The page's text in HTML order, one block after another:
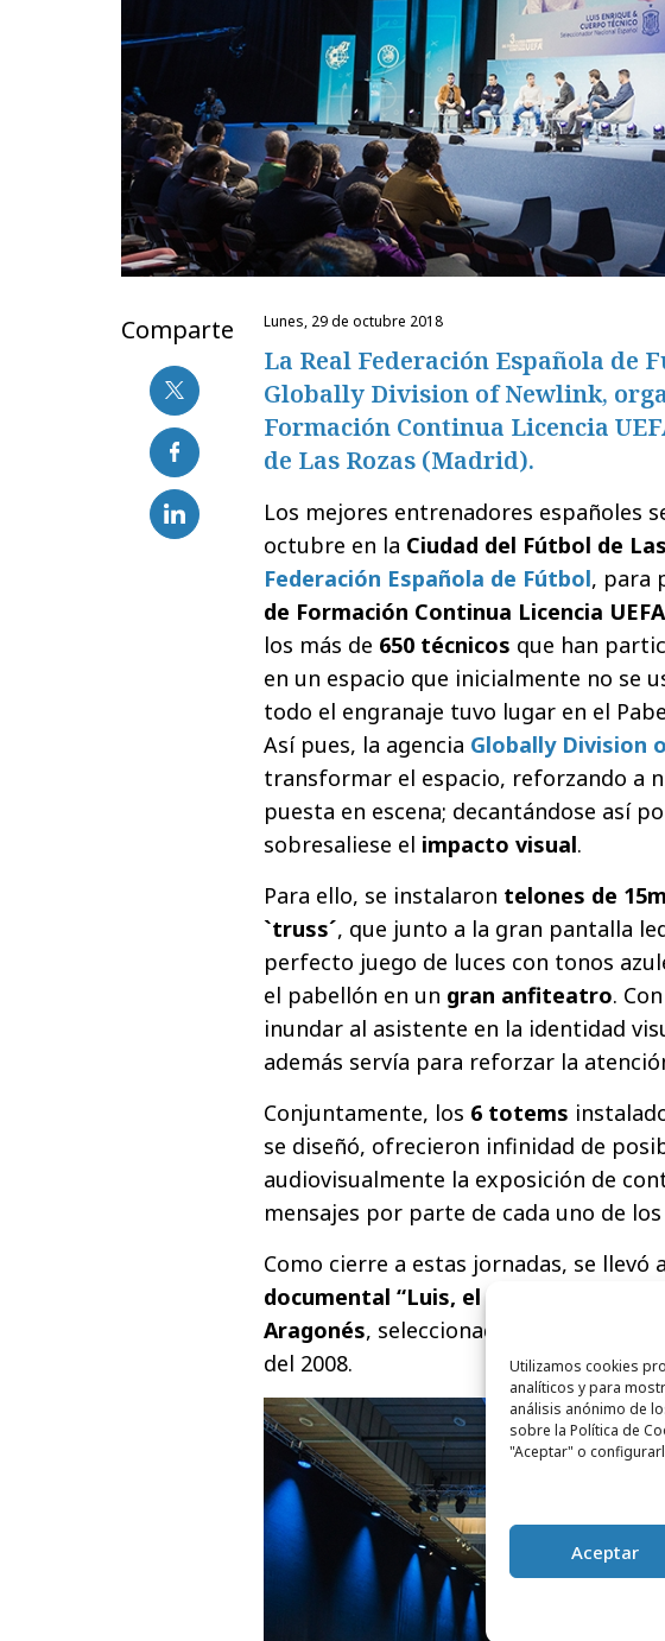
Utilizamos cookies
analíticos y para
análisis anónimo de
sobre la Política de
"Aceptar" o
Aceptar
Comparte lunes, 29 de octubre 2018
La Real Federación Española de
Globally Division of Newlink,
Formación Continua Licencia
de Las Rozas (Madrid).
Los mejores entrenadores españoles
octubre en la Ciudad del Fútbol de
Federación Española de Fútbol, para
de Formación Continua Licencia UEFA
los más de 650 técnicos que han
en un espacio que inicialmente no se
todo el engranaje tuvo lugar en el
Así pues, la agencia Globally Division
transformar el espacio, reforzando a
puesta en escena; decantándose así
sobresaliese el impacto visual.
Para ello, se instalaron telones de
`truss´, que junto a la gran pantalla
perfecto juego de luces con tonos
el pabellón en un gran anfiteatro.
inundar al asistente en la identidad
además servía para reforzar la
Conjuntamente, los 6 totems
se diseñó, ofrecieron infinidad de
audiovisualmente la exposición de
mensajes por parte de cada uno de
Como cierre a estas jornadas, se llevó
documental “Luis, el sabio del éxito”,
Aragonés, seleccionador nacional que
del 2008.